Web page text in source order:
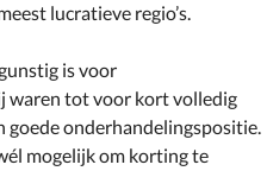
lucratieve regio’s.
is voor
waren tot voor kort volledig
goede onderhandelingspositie.
mogelijk om korting te